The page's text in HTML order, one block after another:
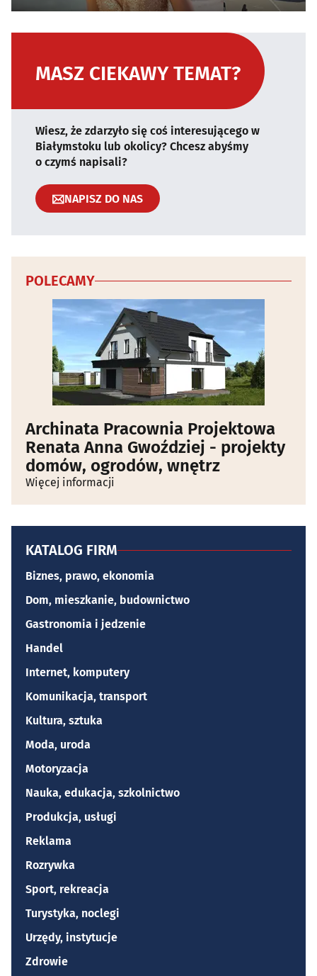
MASZ CIEKAWY TEMAT?
Wiesz, że zdarzyło się coś interesującego w
Białymstoku lub okolicy? Chcesz abyśmy
o czymś napisali?
NAPISZ DO NAS
POLECAMY
Archinata Pracownia Projektowa
Renata Anna Gwoździej - projekty
domów, ogrodów, wnętrz
Więcej informacji
KATALOG FIRM
Biznes, prawo, ekonomia
Dom, mieszkanie, budownictwo
Gastronomia i jedzenie
Handel
Internet, komputery
Komunikacja, transport
Kultura, sztuka
Moda, uroda
Motoryzacja
Nauka, edukacja, szkolnictwo
Produkcja, usługi
Reklama
Rozrywka
Sport, rekreacja
Turystyka, noclegi
Urzędy, instytucje
Zdrowie